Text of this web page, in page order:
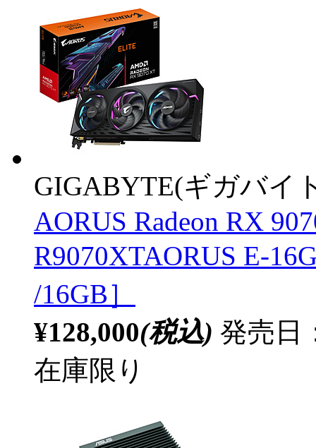
GIGABYTE(ギガバイ
AORUS Radeon RX
R9070XTAORUS E-
/16GB］
¥128,000(税込) 発売日
在庫限り